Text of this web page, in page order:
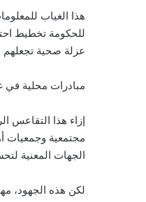
هذا الغياب
للحكومة تخطيط
عزلة صحية
مبادرات محلية
إزاء هذا التقاعس
مجتمعية وجمعيات
الجهات المعنية
لكن هذه الجهود،